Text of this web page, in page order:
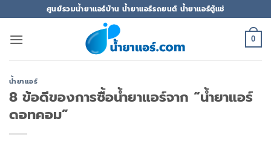
ไป
ยัง
ศูนย์รวมน้ำยาแอร์บ้าน น้ำยาแอร์รถยนต์ น้ำยาแอร์ตู้แช่
0
น้ำยาแอร์
8 ข้อดีของการซื้อน้ำยาแอร์จาก “น้ำยาแอร์
ดอทคอม”